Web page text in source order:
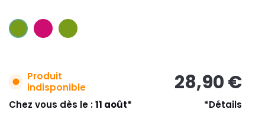
Produit
indisponible
28,90 €
Chez vous dès le :11 août* *Détails